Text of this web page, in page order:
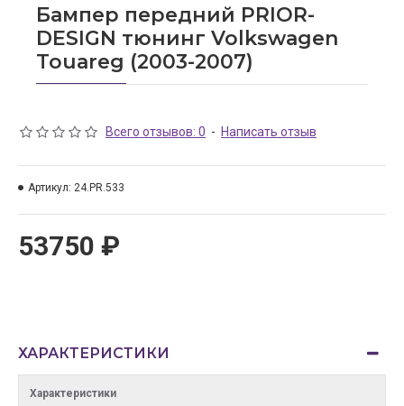
Бампер передний PRIOR-
DESIGN тюнинг Volkswagen
Touareg (2003-2007)
Всего отзывов: 0 - Написать отзыв
53750 ₽
Артикул: 24.PR.533
ХАРАКТЕРИСТИКИ
Характеристики